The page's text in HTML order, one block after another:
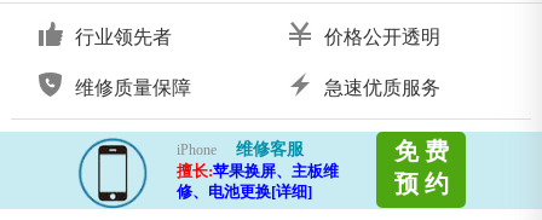
行业领先者 价格公开透明
维修质量保障 急速优质服务
iPhone
维修客服
擅长:苹果换屏、主板维
修、电池更换[详细]
免 费
预 约